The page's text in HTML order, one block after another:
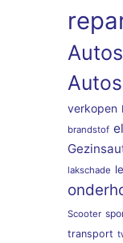
verkopen
brandstof
lakschade
Scooter
transport